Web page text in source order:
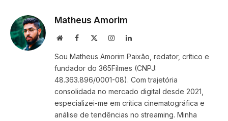
Matheus Amorim
WebsiteFacebook InstagramLinkedIn
Sou Matheus Amorim Paixão, redator, crítico e
fundador do 365Filmes (CNPJ:
48.363.896/0001-08). Com trajetória
consolidada no mercado digital desde 2021,
especializei-me em crítica cinematográfica e
análise de tendências no streaming. Minha